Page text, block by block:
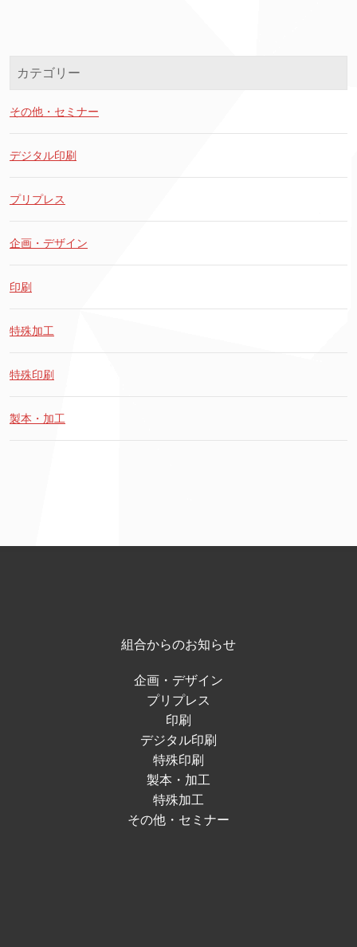
カテゴリー
その他・セミナー
デジタル印刷
プリプレス
企画・デザイン
印刷
特殊加工
特殊印刷
製本・加工
組合からのお知らせ
企画・デザイン
プリプレス
印刷
デジタル印刷
特殊印刷
製本・加工
特殊加工
その他・セミナー